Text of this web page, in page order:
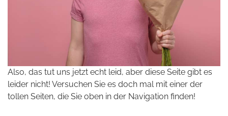
Also, das tut uns jetzt echt leid, aber diese Seite gibt es
leider nicht! Versuchen Sie es doch mal mit einer der
tollen Seiten, die Sie oben in der Navigation finden!